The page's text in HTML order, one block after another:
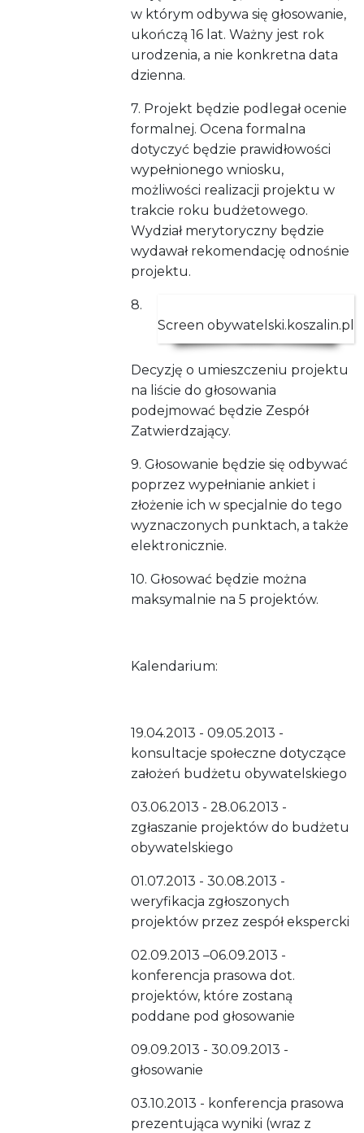
w którym odbywa się głosowanie,
ukończą 16 lat. Ważny jest rok
urodzenia, a nie konkretna data
dzienna.
7. Projekt będzie podlegał ocenie
formalnej. Ocena formalna
dotyczyć będzie prawidłowości
wypełnionego wniosku,
możliwości realizacji projektu w
trakcie roku budżetowego.
Wydział merytoryczny będzie
wydawał rekomendację odnośnie
projektu.
Screen obywatelski.koszalin.pl
8.
Decyzję o umieszczeniu projektu
na liście do głosowania
podejmować będzie Zespół
Zatwierdzający.
9. Głosowanie będzie się odbywać
poprzez wypełnianie ankiet i
złożenie ich w specjalnie do tego
wyznaczonych punktach, a także
elektronicznie.
10. Głosować będzie można
maksymalnie na 5 projektów.
Kalendarium:
19.04.2013 - 09.05.2013 -
konsultacje społeczne dotyczące
założeń budżetu obywatelskiego
03.06.2013 - 28.06.2013 -
zgłaszanie projektów do budżetu
obywatelskiego
01.07.2013 - 30.08.2013 -
weryfikacja zgłoszonych
projektów przez zespół ekspercki
02.09.2013 –06.09.2013 -
konferencja prasowa dot.
projektów, które zostaną
poddane pod głosowanie
09.09.2013 - 30.09.2013 -
głosowanie
03.10.2013 - konferencja prasowa
prezentująca wyniki (wraz z